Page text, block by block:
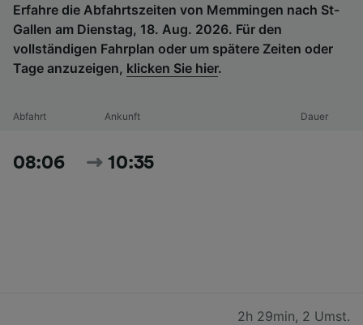
Erfahre die Abfahrtszeiten von Memmingen nach St-
Gallen am Dienstag, 18. Aug. 2026. Für den
vollständigen Fahrplan oder um spätere Zeiten oder
Tage anzuzeigen, klicken Sie hier.
Abfahrt Ankunft Dauer
08:06 10:35
2h 29min, 2 Umst.